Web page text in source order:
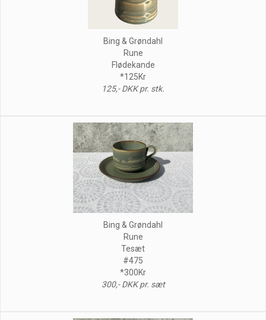
Bing & Grøndahl
Rune
Flødekande
*125Kr
125,- DKK pr. stk.
Bing & Grøndahl
Rune
Tesæt
#475
*300Kr
300,- DKK pr. sæt